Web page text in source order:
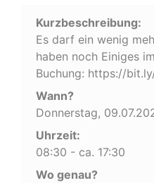
Kurzbeschreibung:
Es darf ein wenig
haben noch Einiges
Buchung: https://
Wann?
Donnerstag,
Uhrzeit:
08:30 - ca. 17:30
Wo genau?